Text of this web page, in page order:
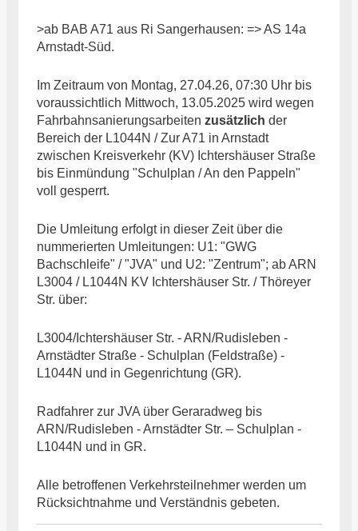
>ab BAB A71 aus Ri Sangerhausen: => AS 14a
Arnstadt-Süd.
Im Zeitraum von Montag, 27.04.26, 07:30 Uhr bis
voraussichtlich Mittwoch, 13.05.2025 wird wegen
Fahrbahnsanierungsarbeiten zusätzlich der
Bereich der L1044N / Zur A71 in Arnstadt
zwischen Kreisverkehr (KV) Ichtershäuser Straße
bis Einmündung "Schulplan / An den Pappeln"
voll gesperrt.
Die Umleitung erfolgt in dieser Zeit über die
nummerierten Umleitungen: U1: "GWG
Bachschleife" / "JVA" und U2: "Zentrum"; ab ARN
L3004 / L1044N KV Ichtershäuser Str. / Thöreyer
Str. über:
L3004/Ichtershäuser Str. - ARN/Rudisleben -
Arnstädter Straße - Schulplan (Feldstraße) -
L1044N und in Gegenrichtung (GR).
Radfahrer zur JVA über Geraradweg bis
ARN/Rudisleben - Arnstädter Str. – Schulplan -
L1044N und in GR.
Alle betroffenen Verkehrsteilnehmer werden um
Rücksichtnahme und Verständnis gebeten.